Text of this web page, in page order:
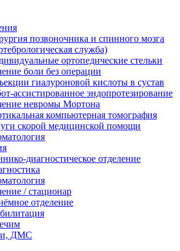
позвоночника и спинного мозга
служба)
ортопедические стельки
боли без операции
гиалуроновой кислоты в сустав
ассистированное эндопротезирование
невромы Мортона
компьютерная томография
скорой медицинской помощи
диагностическое отделение
/ стационар
отделение
ДМС